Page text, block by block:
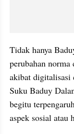
Tidak hanya
perubahan
akibat digitalisasi
Suku Baduy
begitu
aspek sosial atau